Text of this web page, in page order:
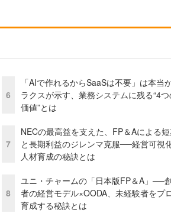
6
「AIで作れるからSaaSは不要」は本当か
ラクスが示す、業務システムに残る“4
価値”とは
7
NECの最高益を支えた、FP＆Aによる
と長期利益のジレンマ克服──経営可視
人材育成の秘訣とは
8
ユニ・チャームの「日本版FP＆A」──
者の経営モデル×OODA、未経験者をプ
育成する秘訣とは